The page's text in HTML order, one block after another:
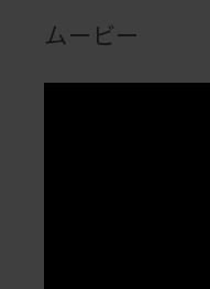
ムービー